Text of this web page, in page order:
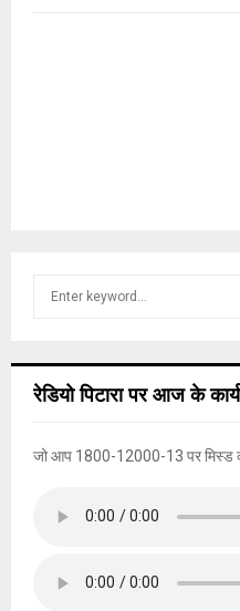
h
o
रेडियो पिटारा पर आज के
जो आप 1800-12000-13 पर मिस्ड